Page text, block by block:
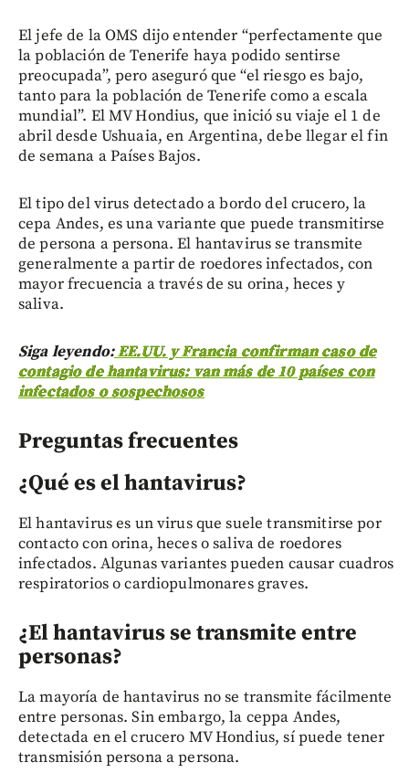
El jefe de la OMS dijo entender “perfectamente que
la población de Tenerife haya podido sentirse
preocupada”, pero aseguró que “el riesgo es bajo,
tanto para la población de Tenerife como a escala
mundial”. El MV Hondius, que inició su viaje el 1 de
abril desde Ushuaia, en Argentina, debe llegar el fin
de semana a Países Bajos.
El tipo del virus detectado a bordo del crucero, la
cepa Andes, es una variante que puede transmitirse
de persona a persona. El hantavirus se transmite
generalmente a partir de roedores infectados, con
mayor frecuencia a través de su orina, heces y
saliva.
Siga leyendo:EE.UU. y Francia confirman caso de
contagio de hantavirus: van más de 10 países con
infectados o sospechosos
Preguntas frecuentes
¿Qué es el hantavirus?
El hantavirus es un virus que suele transmitirse por
contacto con orina, heces o saliva de roedores
infectados. Algunas variantes pueden causar cuadros
respiratorios o cardiopulmonares graves.
¿El hantavirus se transmite entre
personas?
La mayoría de hantavirus no se transmite fácilmente
entre personas. Sin embargo, la ceppa Andes,
detectada en el crucero MV Hondius, sí puede tener
transmisión persona a persona.